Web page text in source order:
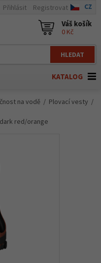
HLEDAT
Přihlásit Registrovat CZ
Váš košík
0 Kč
KATALOG
na vodě
Plovací vesty
red/orange